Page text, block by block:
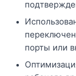
порты или